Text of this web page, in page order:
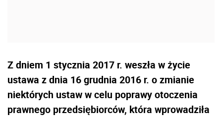
Z dniem 1 stycznia 2017 r. weszła w życie
ustawa z dnia 16 grudnia 2016 r. o zmianie
niektórych ustaw w celu poprawy otoczenia
prawnego przedsiębiorców, która wprowadziła